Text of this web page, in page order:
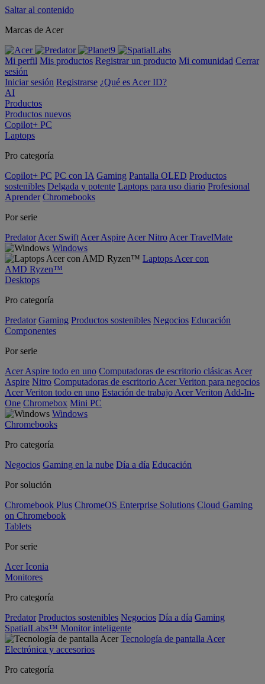
Saltar al contenido
Marcas de Acer
Mi perfil Mis productos Registrar un producto Mi comunidad Cerrar
sesión
Iniciar sesión Registrarse ¿Qué es Acer ID?
AI
Productos
Productos nuevos
Copilot+ PC
Laptops
Pro categoría
Copilot+ PC PC con IA Gaming Pantalla OLED Productos
sostenibles Delgada y potente Laptops para uso diario Profesional
Aprender Chromebooks
Por serie
Predator Acer Swift Acer Aspire Acer Nitro Acer TravelMate
Windows
Laptops Acer con
AMD Ryzen™
Desktops
Pro categoría
Predator Gaming Productos sostenibles Negocios Educación
Componentes
Por serie
Acer Aspire todo en uno Computadoras de escritorio clásicas Acer
Aspire Nitro Computadoras de escritorio Acer Veriton para negocios
Acer Veriton todo en uno Estación de trabajo Acer Veriton Add-In-
One Chromebox Mini PC
Windows
Chromebooks
Pro categoría
Negocios Gaming en la nube Día a día Educación
Por solución
Chromebook Plus ChromeOS Enterprise Solutions Cloud Gaming
on Chromebook
Tablets
Por serie
Acer Iconia
Monitores
Pro categoría
Predator Productos sostenibles Negocios Día a día Gaming
SpatialLabs™ Monitor inteligente
Tecnología de pantalla Acer
Electrónica y accesorios
Pro categoría